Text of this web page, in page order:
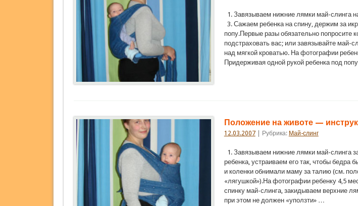
1. Завязываем нижние лямки май-слинга
3. Сажаем ребенка на спину, держим за
попу.Первые разы обязательно попросите
подстраховать вас; или завязывайте май-
над мягкой кроватью. На фотографии
Придерживая одной рукой ребенка под
Положение на животе —
12.03.2007| Рубрика: Май-слинг
1. Завязываем нижние лямки май-слинга
ребенка, устраиваем его так, чтобы бедра
и коленки обнимали маму за талию (см.
«лягушкой»).На фотографии ребенку 4,5
спинку май-слинга, закидываем верхние
при этом не должен «уползти» …